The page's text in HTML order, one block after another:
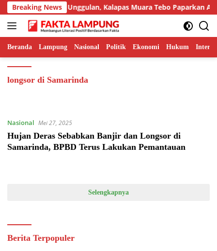
Langsung
ke
konten
Breaking News
Inovasi Unggulan, Kalapas Muara Tebo Paparkan
Beranda Lampung Nasional Politik Ekonomi Hukum
longsor di Samarinda
Nasional Mei 27, 2025
Hujan Deras Sebabkan Banjir dan Longsor di
Samarinda, BPBD Terus Lakukan Pemantauan
Selengkapnya
Berita Terpopuler